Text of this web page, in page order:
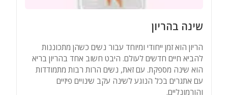
שינה בהריון
הריון הוא זמן ייחודי ומיוחד עבור נשים כשהן מתכוננות
להביא חיים חדשים לעולם. היבט חשוב אחד בהריון בריא
הוא שינה מספקת. עם זאת, נשים הרות רבות מתמודדות
עם אתגרים בכל הנוגע לשינה עקב שינויים פיזיים
והורמונליים.